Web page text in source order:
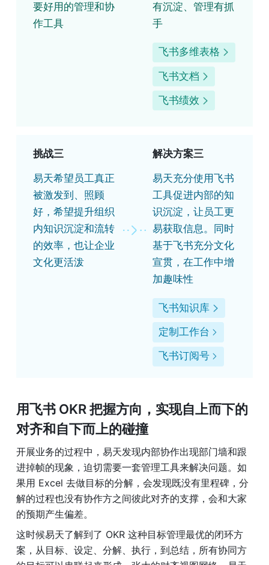
要好用的管理和协
作工具
有沉淀、管理有抓
手
飞书多维表格
飞书文档
飞书绩效
挑战三
易天希望员工真正
被激发到、照顾
好，希望提升组织
内知识沉淀和流转
的效率，也让企业
文化更活泼
解决方案三
易天充分使用飞书
工具促进内部的知
识沉淀，让员工更
易获取信息。同时
基于飞书充分文化
宣贯，在工作中增
加趣味性
飞书知识库
定制工作台
飞书订阅号
用飞书 OKR 把握方向，实现自上而下的
对齐和自下而上的碰撞
开展业务的过程中，易天发现内部协作出现部门墙和跟
进掉帧的现象，迫切需要一套管理工具来解决问题。如
果用 Excel 去做目标的分解，会发现既没有里程碑，分
解的过程也没有协作方之间彼此对齐的支撑，会和大家
的预期产生偏差。
这时候易天了解到了 OKR 这种目标管理最优的闭环方
案，从目标、设定、分解、执行，到总结，所有协同方